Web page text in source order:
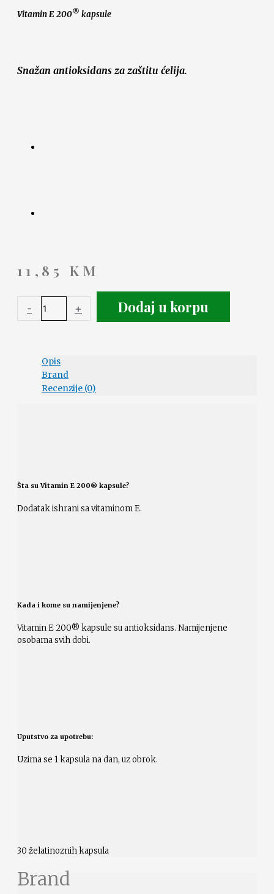
Vitamin E 200® kapsule
Snažan antioksidans za zaštitu ćelija.
11,85 KM
- + Dodaj u korpu
Opis
Brand
Recenzije (0)
Šta su Vitamin E 200® kapsule?
Dodatak ishrani sa vitaminom E.
Kada i kome su namijenjene?
Vitamin E 200® kapsule su antioksidans. Namijenjene
osobama svih dobi.
Uputstvo za upotrebu:
Uzima se 1 kapsula na dan, uz obrok.
30 želatinoznih kapsula
Brand